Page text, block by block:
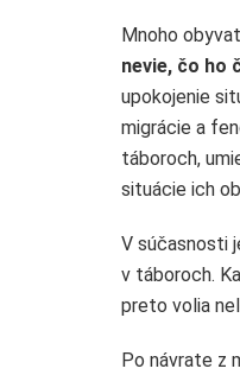
Mnoho
nevie, čo ho
upokojenie
migrácie a
táboroch,
situácie ich
V súčasnosti
v táboroch.
preto volia
Po návrate z